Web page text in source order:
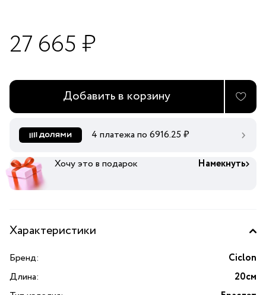
27 665 ₽
Добавить в корзину
4 платежа по 6916.25 ₽
Хочу это в подарок Намекнуть
Характеристики
Бренд:
Ciclon
Длина:
20см